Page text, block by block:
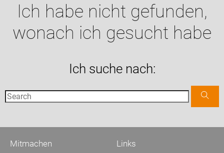
Ich habe nicht gefunden,
wonach ich gesucht habe
Ich suche nach:
Links
Mitmachen